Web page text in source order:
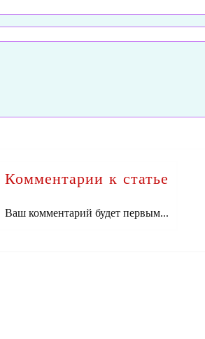
Комментарии к статье
Ваш комментарий будет первым...